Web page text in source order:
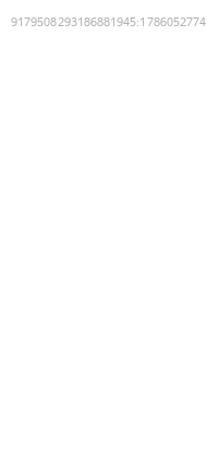
9179508293186881945:1786052774